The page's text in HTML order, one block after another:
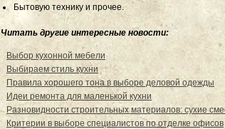
Бытовую технику и прочее.
Читать другие интересные новости:
Выбор кухонной мебели
Выбираем стиль кухни
Правила хорошего тона в выборе деловой одежды
Идеи ремонта для маленькой кухни
Разновидности строительных материалов: сухие
Критерии в выборе специалистов по отделке офисов